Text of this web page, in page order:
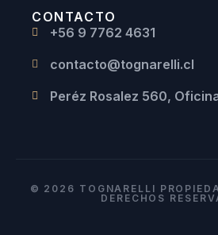
CONTACTO
+56 9 7762 4631
contacto@tognarelli.cl
Peréz Rosalez 560,
© 2026 TOGNARELLI
DERECHOS